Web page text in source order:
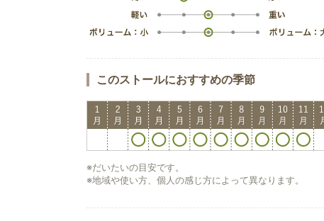
このストールにおすすめの季節
※だいたいの目安です。
※地域や使い方、個人の感じ方によって異なります。